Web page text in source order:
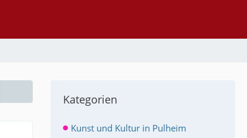
Kategorien
Kunst und Kultur in Pulheim